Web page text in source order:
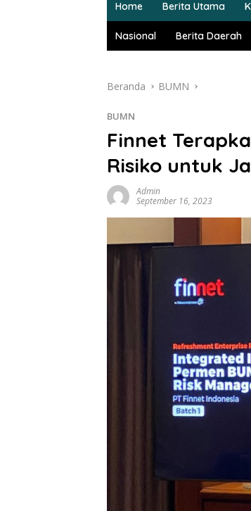
Home Berita Utama
Nasional Berita Daerah
Beranda BUMN
BUMN
Finnet
Risiko untuk
Admin
September 16, 2023